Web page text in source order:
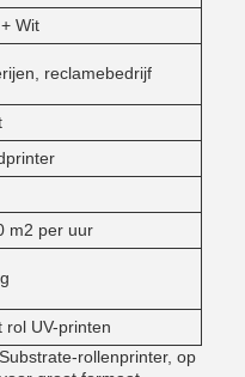
Wit
reclamebedrijf
m2 per uur
rol UV-printen
rollenprinter, op